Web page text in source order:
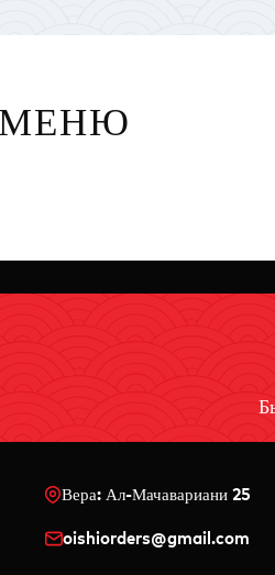
МЕНЮ
Вера: Ал-Мачавариани 25
oishiorders@gmail.com